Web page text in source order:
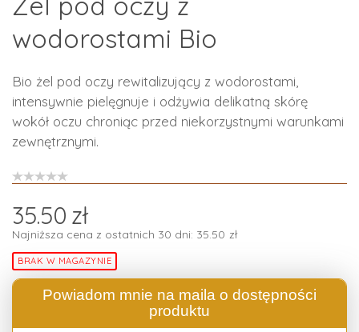
wodorostami Bio
Bio żel pod oczy rewitalizujący z wodorostami,
intensywnie pielęgnuje i odżywia delikatną skórę
wokół oczu chroniąc przed niekorzystnymi warunkami
zewnętrznymi.
35.50 zł
Najniższa cena z ostatnich 30 dni: 35.50 zł
BRAK W MAGAZYNIE
Powiadom mnie na maila o dostępności
produktu